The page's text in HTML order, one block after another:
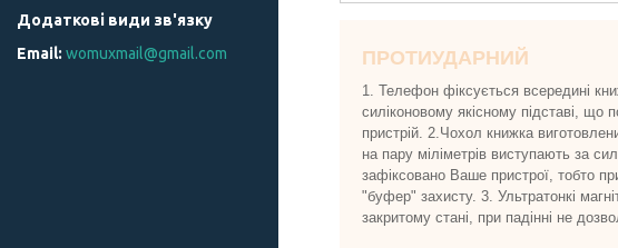
ПРОТИУДАРНИЙ
1. Телефон фіксується всередині
силіконовому якісному підставі,
пристрій. 2.Чохол книжка
на пару міліметрів виступають за
зафіксовано Ваше пристрої, тобто
"буфер" захисту. 3. Ультратонкі
закритому стані, при падінні не
womuxmail@gmail.com